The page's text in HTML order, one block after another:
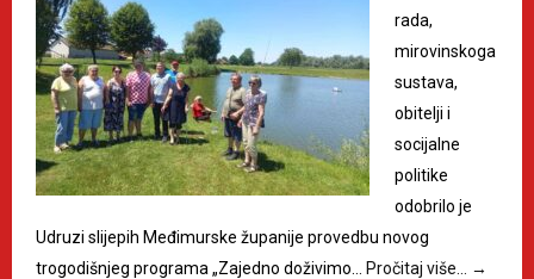
rada,
mirovinskoga
sustava,
obitelji i
socijalne
politike
odobrilo je
Udruzi slijepih Međimurske županije provedbu novog
trogodišnjeg programa „Zajedno doživimo…
Pročitaj više… →